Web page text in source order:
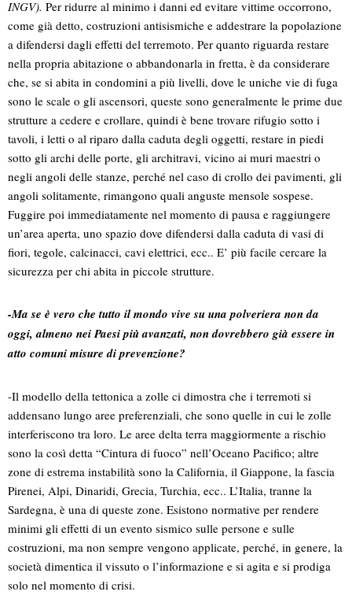
INGV). Per ridurre al minimo i danni ed evitare vittime occorrono,
come già detto, costruzioni antisismiche e addestrare la popolazione
a difendersi dagli effetti del terremoto. Per quanto riguarda restare
nella propria abitazione o abbandonarla in fretta, è da considerare
che, se si abita in condomini a più livelli, dove le uniche vie di fuga
sono le scale o gli ascensori, queste sono generalmente le prime due
strutture a cedere e crollare, quindi è bene trovare rifugio sotto i
tavoli, i letti o al riparo dalla caduta degli oggetti, restare in piedi
sotto gli archi delle porte, gli architravi, vicino ai muri maestri o
negli angoli delle stanze, perché nel caso di crollo dei pavimenti, gli
angoli solitamente, rimangono quali anguste mensole sospese.
Fuggire poi immediatamente nel momento di pausa e raggiungere
un’area aperta, uno spazio dove difendersi dalla caduta di vasi di
fiori, tegole, calcinacci, cavi elettrici, ecc.. E’ più facile cercare la
sicurezza per chi abita in piccole strutture.
-Ma se è vero che tutto il mondo vive su una polveriera non da
oggi, almeno nei Paesi più avanzati, non dovrebbero già essere in
atto comuni misure di prevenzione?
-Il modello della tettonica a zolle ci dimostra che i terremoti si
addensano lungo aree preferenziali, che sono quelle in cui le zolle
interferiscono tra loro. Le aree delta terra maggiormente a rischio
sono la così detta “Cintura di fuoco” nell’Oceano Pacifico; altre
zone di estrema instabilità sono la California, il Giappone, la fascia
Pirenei, Alpi, Dinaridi, Grecia, Turchia, ecc.. L’Italia, tranne la
Sardegna, è una di queste zone. Esistono normative per rendere
minimi gli effetti di un evento sismico sulle persone e sulle
costruzioni, ma non sempre vengono applicate, perché, in genere, la
società dimentica il vissuto o l’informazione e si agita e si prodiga
solo nel momento di crisi.